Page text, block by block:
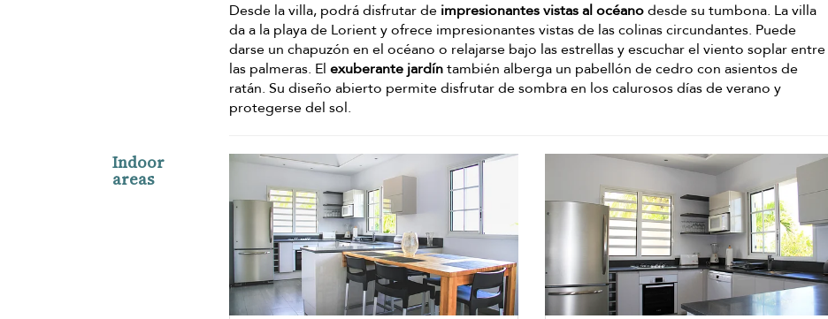
Desde la villa, podrá disfrutar de impresionantes vistas al océanodesde su tumbona. La villa
da a la playa de Lorient y ofrece impresionantes vistas de las colinas circundantes. Puede
darse un chapuzón en el océano o relajarse bajo las estrellas y escuchar el viento soplar entre
las palmeras. Elexuberante jardíntambién alberga un pabellón de cedro con asientos de
ratán. Su diseño abierto permite disfrutar de sombra en los calurosos días de verano y
protegerse del sol.
Indoor
areas